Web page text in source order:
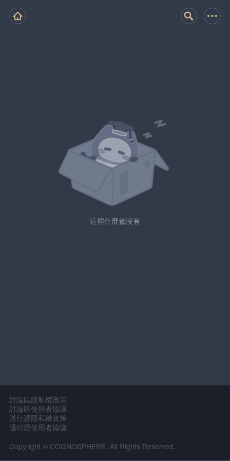
這裡什麼都沒有
討論區隱私權政策
討論區使用者協議
通行證隱私權政策
通行證使用者協議
Copyright © COGNOSPHERE. All Rights Reserved.